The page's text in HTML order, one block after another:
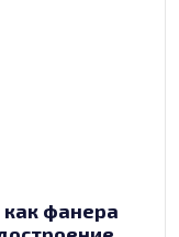
фанера